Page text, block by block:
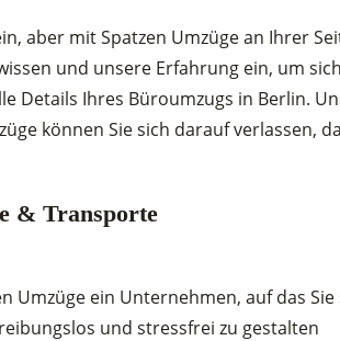
aber mit Spatzen Umzüge an Ihrer
und unsere Erfahrung ein, um
Details Ihres Büroumzugs in Berlin.
können Sie sich darauf verlassen,
& Transporte
ein Unternehmen, auf das
und stressfrei zu gestalten